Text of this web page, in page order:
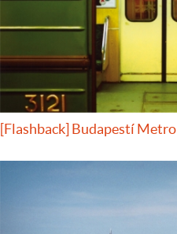
[Flashback] Budapestí Metro